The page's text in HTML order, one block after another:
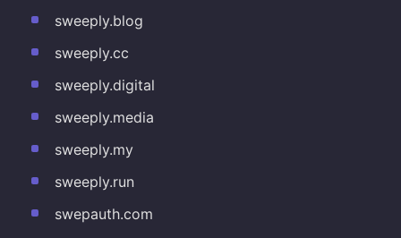
sweeply.blog
sweeply.cc
sweeply.digital
sweeply.media
sweeply.my
sweeply.run
swepauth.com